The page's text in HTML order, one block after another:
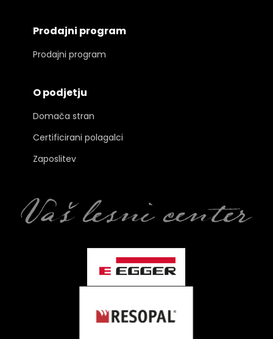
Prodajni program
Prodajni program
O podjetju
Domača stran
Certificirani polagalci
Zaposlitev